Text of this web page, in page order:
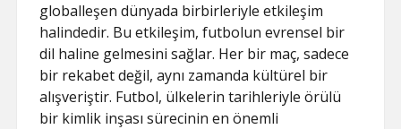
globalleşen dünyada birbirleriyle etkileşim
halindedir. Bu etkileşim, futbolun evrensel bir
dil haline gelmesini sağlar. Her bir maç, sadece
bir rekabet değil, aynı zamanda kültürel bir
alışveriştir. Futbol, ülkelerin tarihleriyle örülü
bir kimlik inşası sürecinin en önemli